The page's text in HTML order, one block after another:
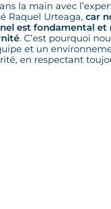
la main avec
Raquel Urteaga, car
est fondamental et
. C’est pourquoi
et un
en respectant